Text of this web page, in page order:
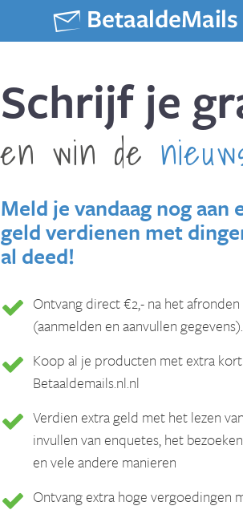
Schrijf je
en win de
Meld je vandaag nog aan
geld verdienen met
al deed!
Ontvang direct €2,- na het
(aanmelden en aanvullen gegevens).
Koop al je producten met extra
Betaaldemails.nl.nl
Verdien extra geld met het lezen
invullen van enquetes, het
en vele andere manieren
Ontvang extra hoge vergoedingen